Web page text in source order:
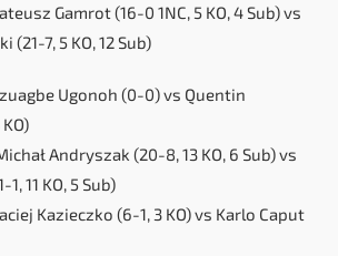
Gamrot (16-0 1NC, 5 KO, 4 Sub) vs
(21-7, 5 KO, 12 Sub)
Ugonoh (0-0) vs Quentin
Andryszak (20-8, 13 KO, 6 Sub) vs
11 KO, 5 Sub)
Kazieczko (6-1, 3 KO) vs Karlo Caput